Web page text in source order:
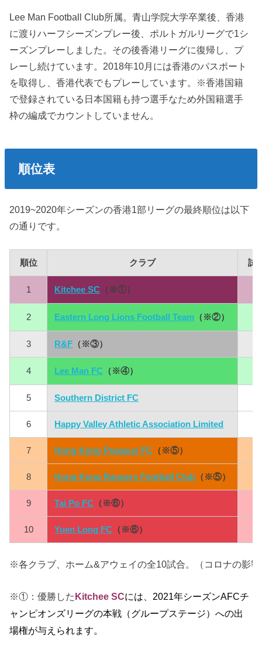
Lee Man Football Club所属。青山学院大学卒業後、香港
に渡りハーフシーズンプレー後、ポルトガルリーグで1シ
ーズンプレーしました。その後香港リーグに復帰し、プ
レーし続けています。2018年10月には香港のパスポート
を取得し、香港代表でもプレーしています。※香港国籍
で登録されている日本国籍も持つ選手なため外国籍選手
枠の編成でカウントしていません。
順位表
2019~2020年シーズンの香港1部リーグの最終順位は以下
の通りです。
順位 クラブ 試
1 Kitchee SC （※①）
2 Eastern Long Lions Football Team （※②）
3 R&F （※③）
4 Lee Man FC （※④）
5 Southern District FC
6 Happy Valley Athletic Association Limited
7 Hong Kong Pegasus FC （※⑤）
8 Hong Kong Rangers Football Club （※⑤）
9 Tai Po FC （※⑥）
10 Yuen Long FC （※⑥）
※各クラブ、ホーム&アウェイの全10試合。（コロナの影
※①：優勝したKitchee SCには、 2021年シーズンAFCチ
ャンピオンズリーグの本戦（グループステージ）への出
場権が与えられます。